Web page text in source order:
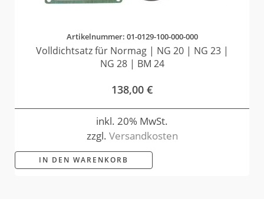
Artikelnummer: 01-0129-100-000-000
Volldichtsatz für Normag | NG 20 | NG 23 |
NG 28 | BM 24
138,00 €
inkl. 20% MwSt.
zzgl. Versandkosten
IN DEN WARENKORB